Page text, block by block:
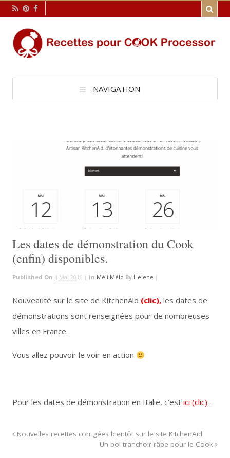
NAVIGATION
Les dates de démonstration du Cook
(enfin) disponibles.
Published On4 Mai 2016 | In Méli Mélo By Helene |
Nouveauté sur le site de KitchenAid (clic), les dates de
démonstrations sont renseignées pour de nombreuses
villes en France.
Vous allez pouvoir le voir en action
Pour les dates de démonstration en Italie, c’estici (clic) .
Nouvelles recettes corrigées bientôt sur le site KitchenAid
Un bol tranchoir-râpe pour le Cook